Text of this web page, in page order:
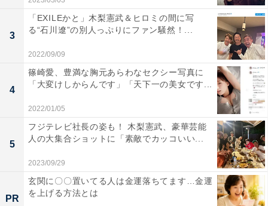
3
「EXILEかと」木梨憲武＆ヒロミの間に写
る“石川遼”の別人っぷりにファン騒然！...
2022/09/09
4
篠崎愛、豊満な胸元あらわなセクシー写真に
「大変けしからんです」「天下一の美女です...
2022/01/05
5
フジテレビ社長の姿も！ 木梨憲武、豪華芸能
人の大集合ショットに「素敵でカッコいい...
2023/09/29
PR
玄関に〇〇置いてる人は金運落ちてます…金運
を上げる方法とは